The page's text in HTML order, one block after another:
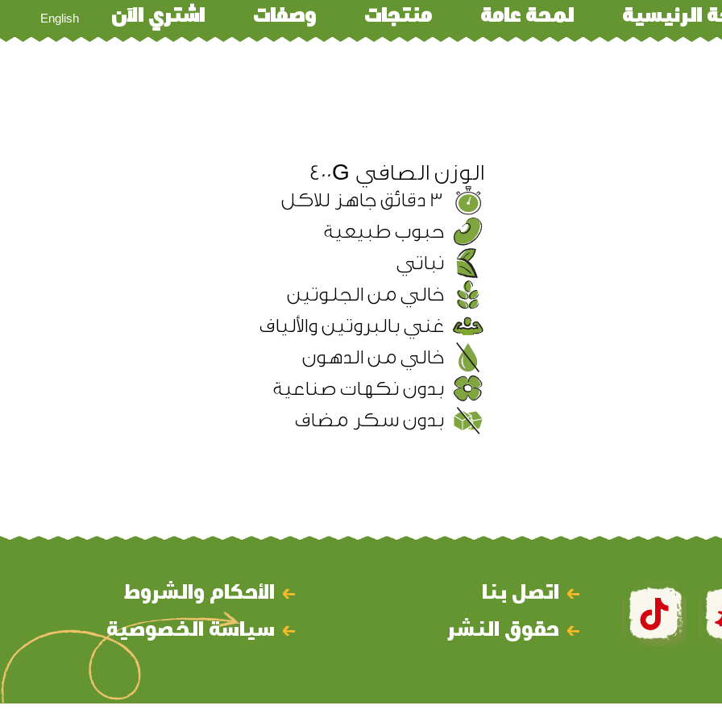
الرئيسية لمحة عامة​ منتجات وصفات اشتري الآن English
الوزن الصافي 400G
3 دقائق جاهز للاكل
حبوب طبيعية
نباتي
خالي من الجلوتين
غني بالبروتين والألياف
خالي من الدهون
بدون نكهات صناعية
بدون سكر مضاف
اتصل بنا
الأحكام والشروط
حقوق النشر
سياسة الخصوصية